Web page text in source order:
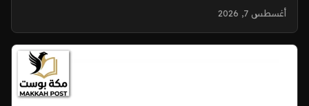
الحشيش
أغسطس 7, 2026